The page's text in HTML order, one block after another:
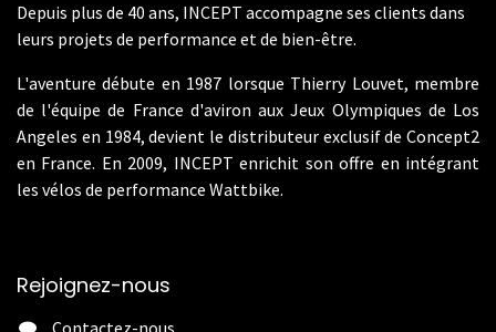
Depuis plus de 40 ans, INCEPT accompagne ses clients dans
leurs projets de performance et de bien-être.
L'aventure débute en 1987 lorsque Thierry Louvet, membre
de l'équipe de France d'aviron aux Jeux Olympiques de Los
Angeles en 1984, devient le distributeur exclusif de Concept2
en France. En 2009, INCEPT enrichit son offre en intégrant
les vélos de performance Wattbike.
Rejoignez-nous